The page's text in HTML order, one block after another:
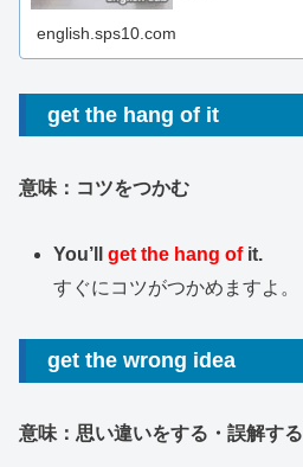
english.sps10.com
get the hang of it
意味：コツをつかむ
You’llget the hang ofit.
すぐにコツがつかめますよ。
get the wrong idea
意味：思い違いをする・誤解する